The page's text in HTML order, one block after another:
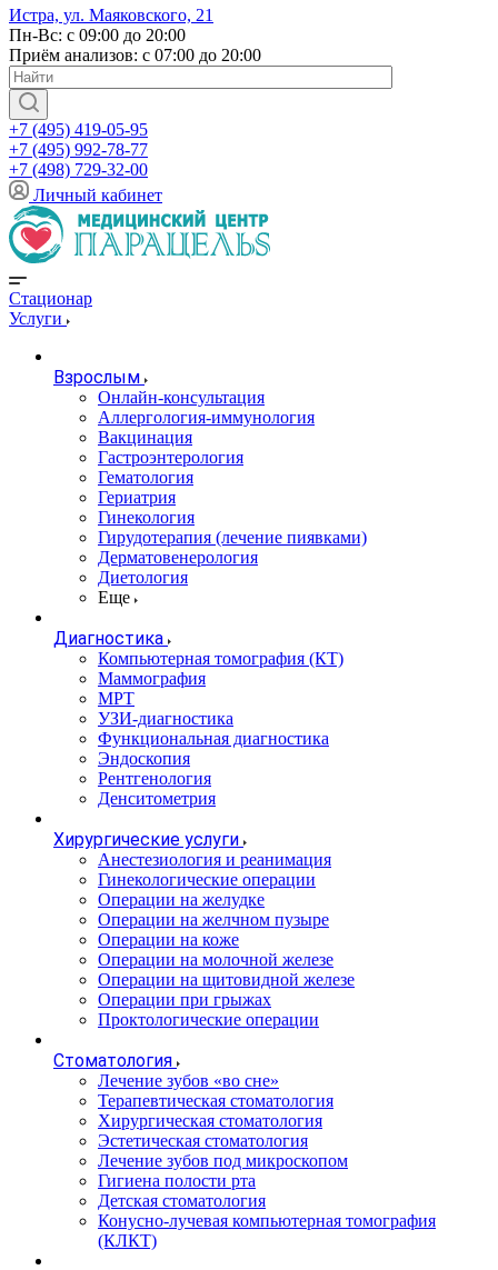
Истра, ул. Маяковского, 21
Пн-Вс: с 09:00 до 20:00
Приём анализов: с 07:00 до 20:00
+7 (495) 419-05-95
+7 (495) 992-78-77
+7 (498) 729-32-00
Личный кабинет
Стационар
Услуги
Взрослым
Онлайн-консультация
Аллергология-иммунология
Вакцинация
Гастроэнтерология
Гематология
Гериатрия
Гинекология
Гирудотерапия (лечение пиявками)
Дерматовенерология
Диетология
Еще
Диагностика
Компьютерная томография (КТ)
Маммография
МРТ
УЗИ-диагностика
Функциональная диагностика
Эндоскопия
Рентгенология
Денситометрия
Хирургические услуги
Анестезиология и реанимация
Гинекологические операции
Операции на желудке
Операции на желчном пузыре
Операции на коже
Операции на молочной железе
Операции на щитовидной железе
Операции при грыжах
Проктологические операции
Стоматология
Лечение зубов «во сне»
Терапевтическая стоматология
Хирургическая стоматология
Эстетическая стоматология
Лечение зубов под микроскопом
Гигиена полости рта
Детская стоматология
Конусно-лучевая компьютерная томография
(КЛКТ)